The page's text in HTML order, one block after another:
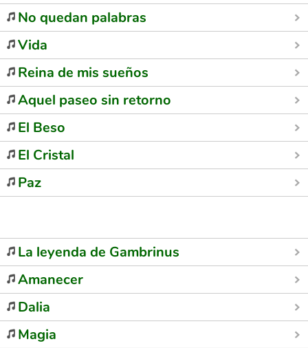
No quedan palabras
Vida
Reina de mis sueños
Aquel paseo sin retorno
El Beso
El Cristal
Paz
La leyenda de Gambrinus
Amanecer
Dalia
Magia